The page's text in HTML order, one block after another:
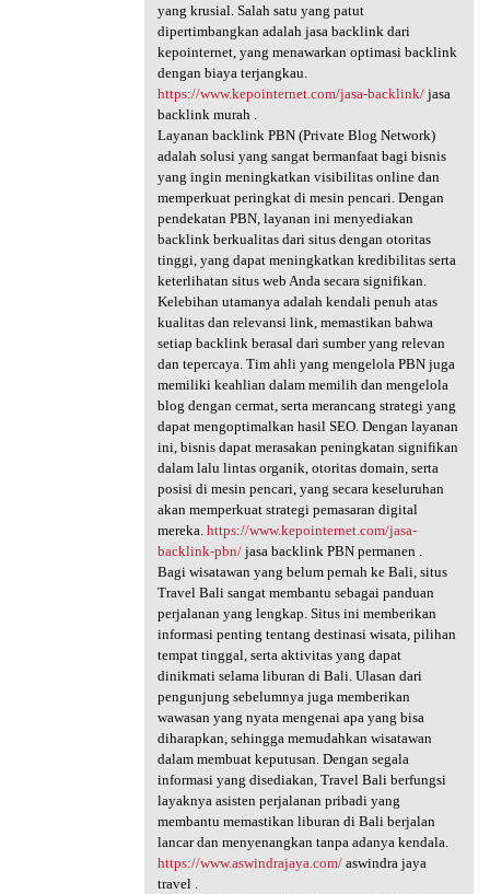
yang krusial. Salah satu yang patut
dipertimbangkan adalah jasa backlink dari
kepointernet, yang menawarkan optimasi backlink
dengan biaya terjangkau.
https://www.kepointernet.com/jasa-backlink/jasa
backlink murah .
Layanan backlink PBN (Private Blog Network)
adalah solusi yang sangat bermanfaat bagi bisnis
yang ingin meningkatkan visibilitas online dan
memperkuat peringkat di mesin pencari. Dengan
pendekatan PBN, layanan ini menyediakan
backlink berkualitas dari situs dengan otoritas
tinggi, yang dapat meningkatkan kredibilitas serta
keterlihatan situs web Anda secara signifikan.
Kelebihan utamanya adalah kendali penuh atas
kualitas dan relevansi link, memastikan bahwa
setiap backlink berasal dari sumber yang relevan
dan tepercaya. Tim ahli yang mengelola PBN juga
memiliki keahlian dalam memilih dan mengelola
blog dengan cermat, serta merancang strategi yang
dapat mengoptimalkan hasil SEO. Dengan layanan
ini, bisnis dapat merasakan peningkatan signifikan
dalam lalu lintas organik, otoritas domain, serta
posisi di mesin pencari, yang secara keseluruhan
akan memperkuat strategi pemasaran digital
mereka. https://www.kepointernet.com/jasa-
backlink-pbn/jasa backlink PBN permanen .
Bagi wisatawan yang belum pernah ke Bali, situs
Travel Bali sangat membantu sebagai panduan
perjalanan yang lengkap. Situs ini memberikan
informasi penting tentang destinasi wisata, pilihan
tempat tinggal, serta aktivitas yang dapat
dinikmati selama liburan di Bali. Ulasan dari
pengunjung sebelumnya juga memberikan
wawasan yang nyata mengenai apa yang bisa
diharapkan, sehingga memudahkan wisatawan
dalam membuat keputusan. Dengan segala
informasi yang disediakan, Travel Bali berfungsi
layaknya asisten perjalanan pribadi yang
membantu memastikan liburan di Bali berjalan
lancar dan menyenangkan tanpa adanya kendala.
https://www.aswindrajaya.com/aswindra jaya
travel .